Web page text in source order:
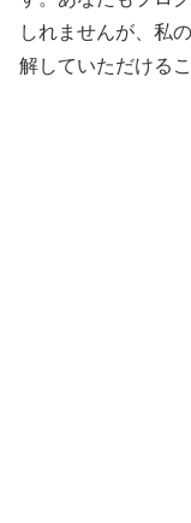
しれませんが、私
解していただける